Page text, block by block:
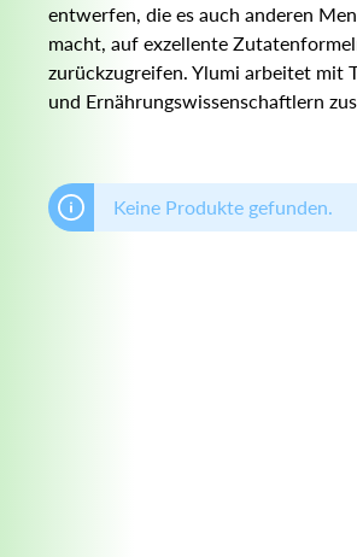
entwerfen, die es auch anderen
macht, auf exzellente
zurückzugreifen. Ylumi arbeitet mit
und Ernährungswissenschaftlern
Keine Produkte gefunden.